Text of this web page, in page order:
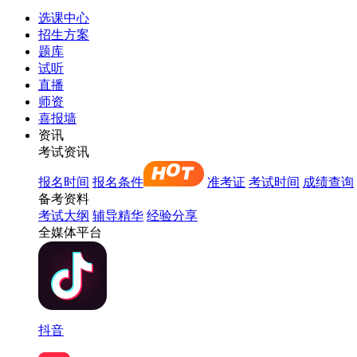
选课中心
招生方案
题库
试听
直播
师资
喜报墙
资讯
考试资讯
报名时间 报名条件 准考证 考试时间 成绩查询
备考资料
考试大纲 辅导精华 经验分享
全媒体平台
抖音